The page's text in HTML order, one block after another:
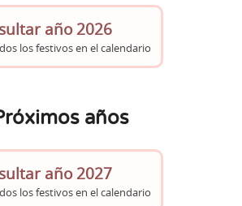
año 2026
los festivos en el calendario
años
año 2027
los festivos en el calendario